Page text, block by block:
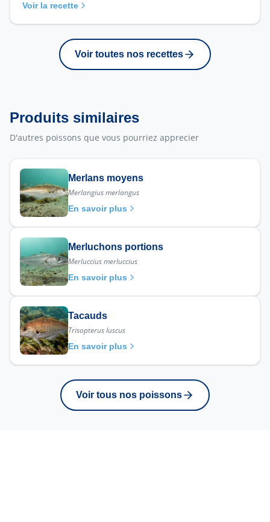
meilleur.
Voir la recette
Voir toutes nos recettes
Produits similaires
D'autres poissons que vous pourriez apprecier
Merlans moyens
Merlangius merlangus
En savoir plus
Merluchons portions
Merluccius merluccius
En savoir plus
Tacauds
Trisopterus luscus
En savoir plus
Voir tous nos poissons